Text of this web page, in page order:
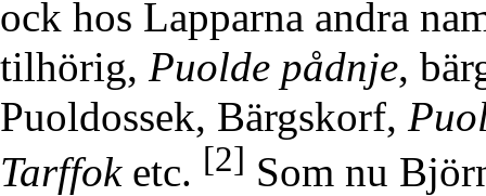
ock hos Lapparna andra
tilhörig, Puolde pådnje,
Puoldossek, Bärgskorf,
Tarffoketc. [2] Som nu